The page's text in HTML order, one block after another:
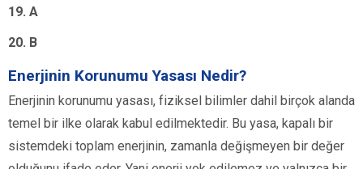
19. A
20. B
Enerjinin Korunumu Yasası Nedir?
Enerjinin korunumu yasası, fiziksel bilimler dahil birçok alanda
temel bir ilke olarak kabul edilmektedir. Bu yasa, kapalı bir
sistemdeki toplam enerjinin, zamanla değişmeyen bir değer